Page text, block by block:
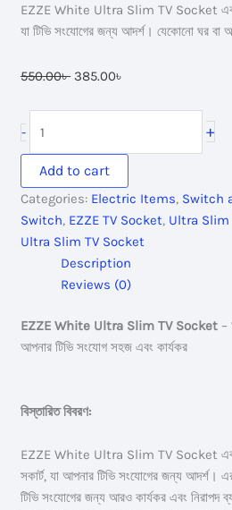
EZZE White Ultra Slim TV Socket
যা টিভি সংযোগের জন্য আদর্শ। যেকোনো ঘর বা
550.00৳ Original
385.00৳
-
White
Ultra
Slim
TV
Socket
quantity
+
Add to cart
Categories: Electric Items, Switch
Switch, EZZE TV Socket, Ultra Slim
Ultra Slim TV Socket
Description
Reviews (0)
EZZE White Ultra Slim TV Socket –
আপনার টিভি সংযোগ সহজ এবং কার্যকর
বিস্তারিত বিবরণ:
EZZE White Ultra Slim TV Socket
সকার্ট, যা আপনার টিভি সংযোগের জন্য আদর্শ।
টিভি সংযোগের জন্য আরও কার্যকর এবং নিরাপদ